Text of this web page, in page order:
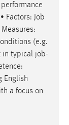
Factors: Job
(e.g.
in typical job-
English
a focus on